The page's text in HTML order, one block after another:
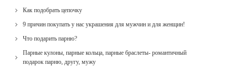
Как подобрать цепочку
9 причин покупать у нас украшения для мужчин и для женщин!
Что подарить парню?
Парные кулоны, парные кольца, парные браслеты- романтичный
подарок парню, другу, мужу